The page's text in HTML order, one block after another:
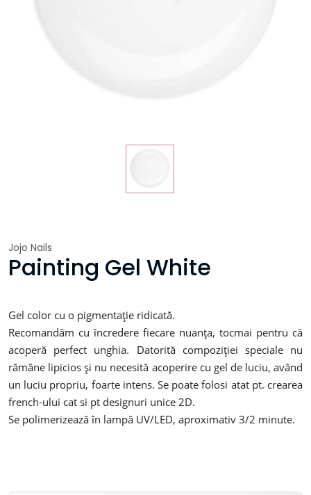
Jojo Nails
Painting Gel White
Gel color cu o pigmentație ridicată.
Recomandăm cu încredere fiecare nuanța, tocmai pentru că
acoperă perfect unghia. Datorită compoziției speciale nu
rămâne lipicios și nu necesită acoperire cu gel de luciu, având
un luciu propriu, foarte intens. Se poate folosi atat pt. crearea
french-ului cat si pt designuri unice 2D.
Se polimerizează în lampă UV/LED, aproximativ 3/2 minute.